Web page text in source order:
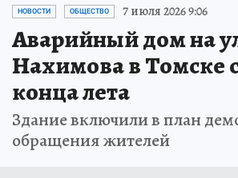
НОВОСТИ ОБЩЕСТВО 7 июля 2026 9:06
Аварийный дом на
Нахимова в Томске
конца лета
Здание включили в план
обращения жителей